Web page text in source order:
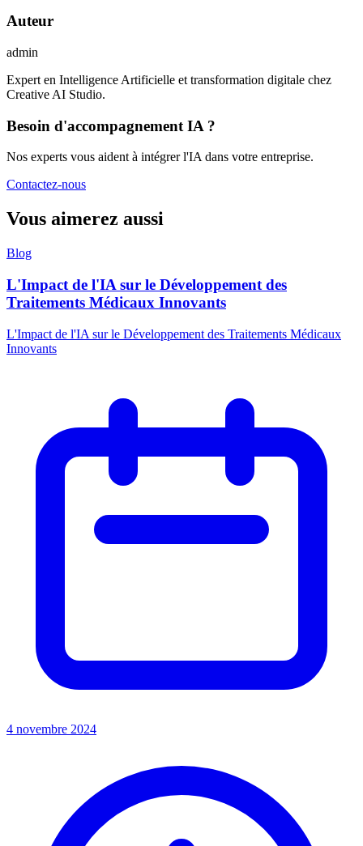
Auteur
admin
Expert en Intelligence Artificielle et transformation digitale chez
Creative AI Studio.
Besoin d'accompagnement IA ?
Nos experts vous aident à intégrer l'IA dans votre entreprise.
Contactez-nous
Vous aimerez aussi
Blog
L'Impact de l'IA sur le Développement des
Traitements Médicaux Innovants
L'Impact de l'IA sur le Développement des Traitements Médicaux
Innovants
4 novembre 2024